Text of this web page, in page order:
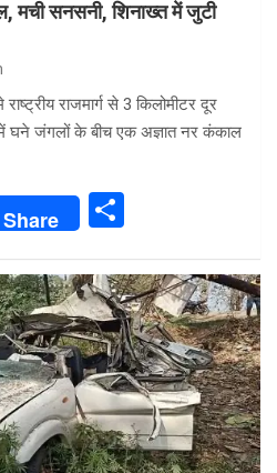
मची सनसनी, शिनाख्त में जुटी
राजमार्ग से 3 किलोमीटर दूर
घने जंगलों के बीच एक अज्ञात नर कंकाल
Share
ar
e